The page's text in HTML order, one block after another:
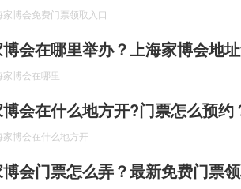
博会免费门票领取入口
会在哪里举办？上海家博会地
博会在哪里
会在什么地方开?门票怎么预约
博会在什么地方开
会门票怎么弄？最新免费门票